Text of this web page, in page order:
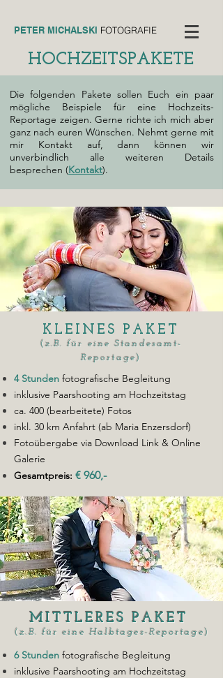
PETER MICHALSKI FOTOGRAFIE
HOCHZEITSPAKETE
Die folgenden Pakete sollen Euch ein paar
mögliche Beispiele für eine Hochzeits-
Reportage zeigen. Gerne richte ich mich aber
ganz nach euren Wünschen. Nehmt gerne mit
mir Kontakt auf, dann können wir
unverbindlich alle weiteren Details
besprechen (Kontakt).
KLEINES PAKET
(z.B. für eine Standesamt-
Reportage)
4 Stunden fotografische Begleitung
inklusive Paarshooting am Hochzeitstag
ca. 400 (bearbeitete) Fotos
inkl. 30 km Anfahrt (ab Maria Enzersdorf)
Fotoübergabe via Download Link & Online
Galerie
Gesamtpreis: € 960,-
MITTLERES PAKET
(z.B. für eine Halbtages-Reportage)
6 Stunden fotografische Begleitung
inklusive Paarshooting am Hochzeitstag